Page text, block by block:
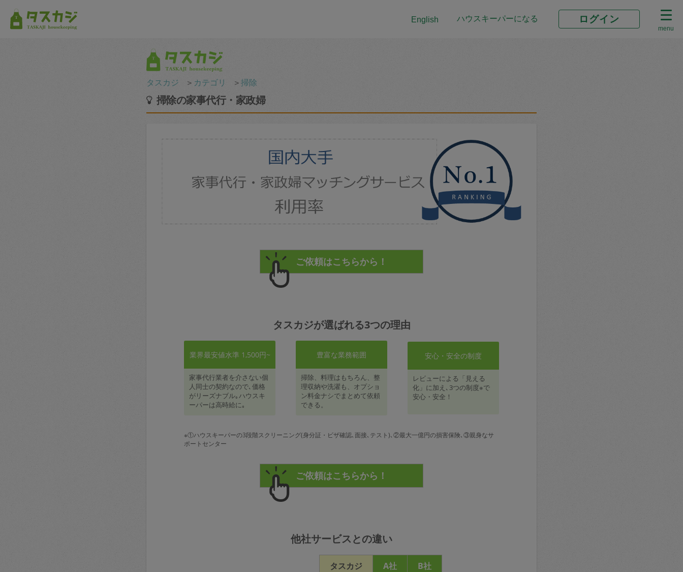
English ハウスキーパーになる ログイン
menu
タスカジ ＞ カテゴリ ＞掃除
掃除の家事代行・家政婦
タスカジが選ばれる3つの理由
業界最安値水準 1,500円~
家事代行業者を介さない個
人同士の契約なので､価格
がリーズナブル｡ハウスキ
ーパーは高時給に｡
豊富な業務範囲
掃除、料理はもちろん、整
理収納や洗濯も、オプショ
ン料金ナシでまとめて依頼
できる。
安心・安全の制度
レビューによる「見える
化」に加え､3つの制度※で
安心・安全！
※①ハウスキーパーの3段階スクリーニング(身分証・ビザ確認､面接､テスト)､②最大一億円の損害保険､③親身なサ
ポートセンター
他社サービスとの違い
タスカジ A社
B社